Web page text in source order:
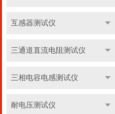
互感器测试仪
三通道直流电阻测试仪
三相电容电感测试仪
耐电压测试仪